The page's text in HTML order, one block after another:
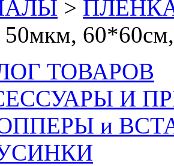
>
50мкм,
ТОВАРОВ
И
и